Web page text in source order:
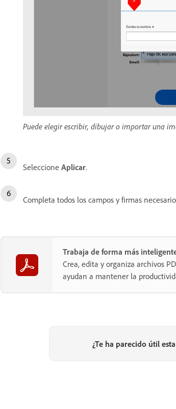
Puede elegir escribir, dibujar o importar una
Seleccione Aplicar.
Completa todos los campos y firmas
Trabaja de forma más
Crea, edita y organiza archivos
ayudan a mantener la
¿Te ha parecido útil